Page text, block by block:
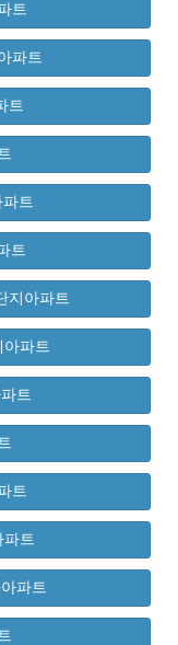
트
파트
트
트
트
지아파트
아파트
트
트
파트
파트